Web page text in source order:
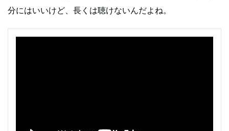
分にはいいけど、長くは聴けないんだよね。